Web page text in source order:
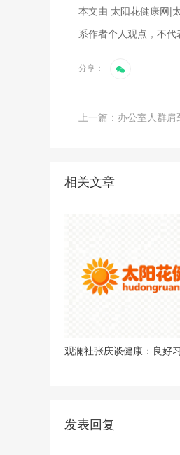
本文由 太阳花健康网|
系作者个人观点，不
分享：
相关文章
观澜社张庆谈健康：良好
发表回复